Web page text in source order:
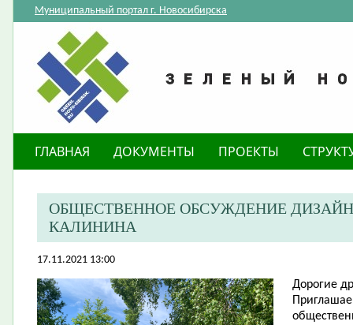
Муниципальный портал г. Новосибирска
ГЛАВНАЯ ДОКУМЕНТЫ ПРОЕКТЫ
ОБЩЕСТВЕННОЕ ОБСУЖДЕНИЕ
КАЛИНИНА
17.11.2021 13:00
Дорогие